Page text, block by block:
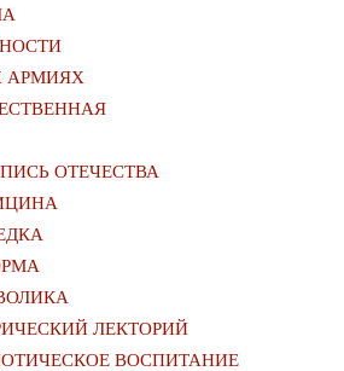
АРМИЯХ
ОТЕЧЕСТВА
ЛЕКТОРИЙ
ВОСПИТАНИЕ